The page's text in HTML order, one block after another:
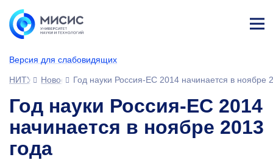
Версия для слабовидящих
ине
НИТУ МИСИС
НовостиГод науки Россия‐ЕС 2014 начинается в ноябре
Год науки Россия‐ЕС 2014
начинается в ноябре 2013
года